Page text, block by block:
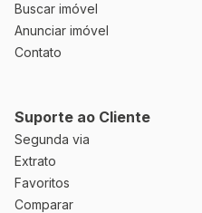
Buscar imóvel
Anunciar imóvel
Contato
Suporte ao Cliente
Segunda via
Extrato
Favoritos
Comparar